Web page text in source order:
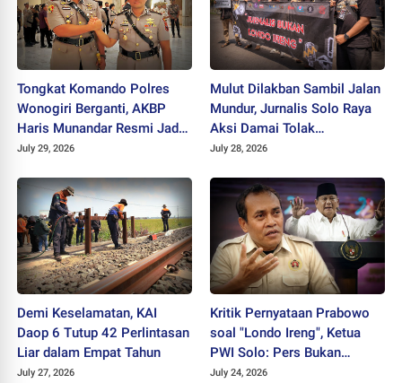
Tongkat Komando Polres
Wonogiri Berganti, AKBP
Haris Munandar Resmi Jadi
Kapolres Baru
July 29, 2026
Mulut Dilakban Sambil Jalan
Mundur, Jurnalis Solo Raya
Aksi Damai Tolak
Stigmatisasi "Londo Ireng"
July 28, 2026
Demi Keselamatan, KAI
Daop 6 Tutup 42 Perlintasan
Liar dalam Empat Tahun
July 27, 2026
Kritik Pernyataan Prabowo
soal "Londo Ireng", Ketua
PWI Solo: Pers Bukan
Musuh Pemerintah
July 24, 2026